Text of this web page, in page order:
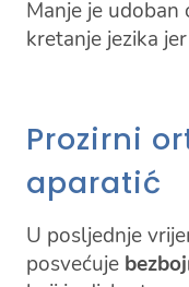
Manje je udoban
kretanje jezika
Prozirni
aparatić
U posljednje
posvećuje